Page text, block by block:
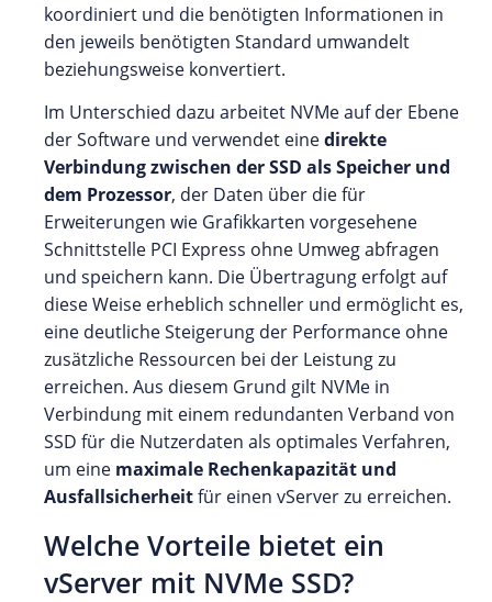
koordiniert und die benötigten Informationen in
den jeweils benötigten Standard umwandelt
beziehungsweise konvertiert.
Im Unterschied dazu arbeitet NVMe auf der Ebene
der Software und verwendet einedirekte
Verbindung zwischen der SSD als Speicher und
dem Prozessor, der Daten über die für
Erweiterungen wie Grafikkarten vorgesehene
Schnittstelle PCI Express ohne Umweg abfragen
und speichern kann. Die Übertragung erfolgt auf
diese Weise erheblich schneller und ermöglicht es,
eine deutliche Steigerung der Performance ohne
zusätzliche Ressourcen bei der Leistung zu
erreichen. Aus diesem Grund gilt NVMe in
Verbindung mit einem redundanten Verband von
SSD für die Nutzerdaten als optimales Verfahren,
um eine maximale Rechenkapazität und
Ausfallsicherheitfür einen vServer zu erreichen.
Welche Vorteile bietet ein
vServer mit NVMe SSD?